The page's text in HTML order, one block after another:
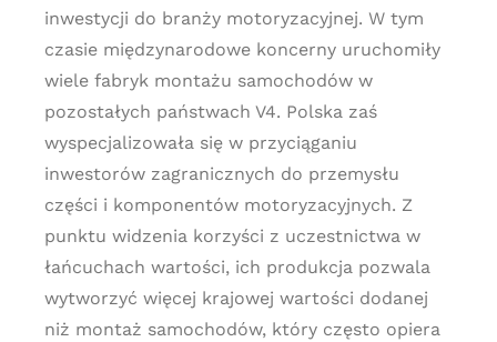
inwestycji do branży motoryzacyjnej. W tym
czasie międzynarodowe koncerny uruchomiły
wiele fabryk montażu samochodów w
pozostałych państwach V4. Polska zaś
wyspecjalizowała się w przyciąganiu
inwestorów zagranicznych do przemysłu
części i komponentów motoryzacyjnych. Z
punktu widzenia korzyści z uczestnictwa w
łańcuchach wartości, ich produkcja pozwala
wytworzyć więcej krajowej wartości dodanej
niż montaż samochodów, który często opiera